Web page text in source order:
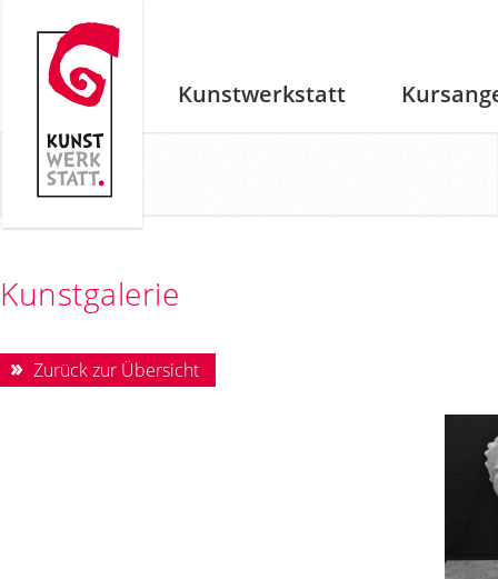
Kunstwerkstatt
Kunstgalerie
Zurück zur Übersicht